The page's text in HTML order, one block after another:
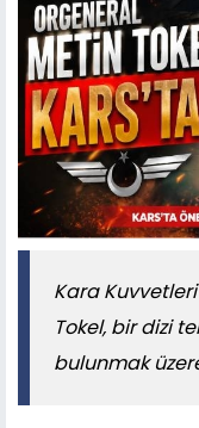
Kara
Tokel, bir dizi
bulunmak